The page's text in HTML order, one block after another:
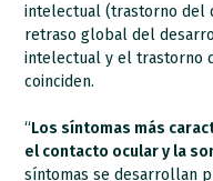
intelectual (trastorno
retraso global del
intelectual y el trastorno
coinciden.
“Los síntomas más
el contacto ocular y la
síntomas se desarrollan